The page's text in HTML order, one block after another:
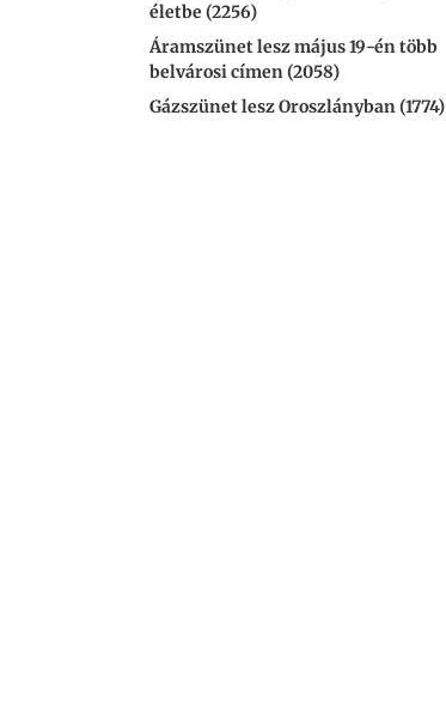
életbe (2256)
Áramszünet lesz május 19-én több
belvárosi címen (2058)
Gázszünet lesz Oroszlányban (1774)